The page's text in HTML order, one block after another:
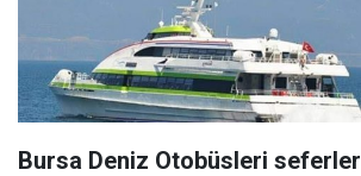
Bursa Deniz Otobüsleri